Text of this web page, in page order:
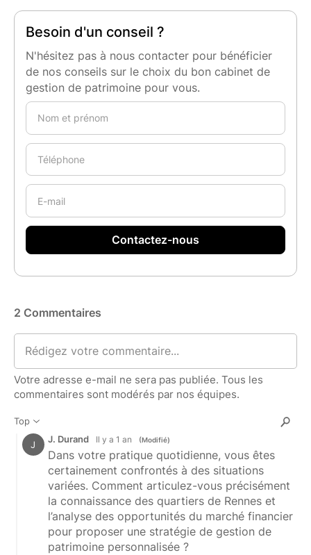
Besoin d'un conseil ?
N'hésitez pas à nous contacter pour bénéficier
de nos conseils sur le choix du bon cabinet de
gestion de patrimoine pour vous.